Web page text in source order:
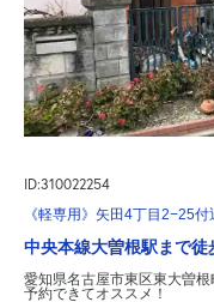
ID:310022254
《軽専用》矢田4丁目2−25
中央本線大曽根駅まで徒
愛知県名古屋市東区東大曽根
予約できてオススメ！